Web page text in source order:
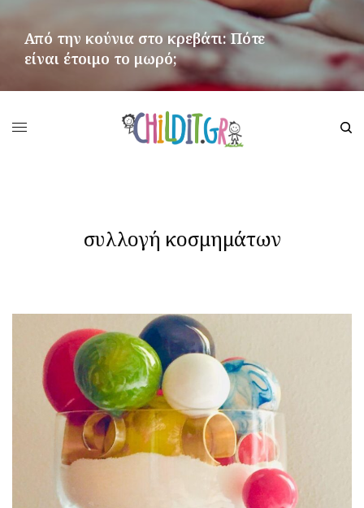
Από την κούνια στο κρεβάτι: Πότε
είναι έτοιμο το μωρό;
συλλογή κοσμημάτων